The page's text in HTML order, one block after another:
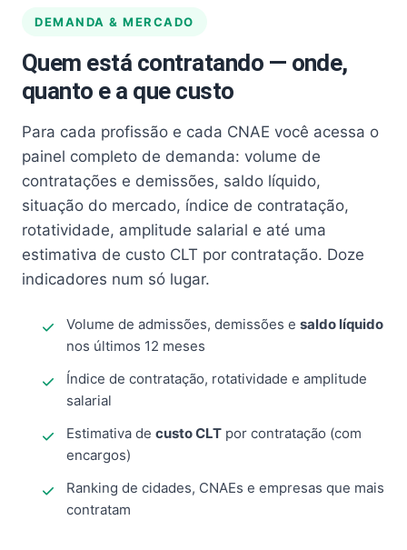
DEMANDA & MERCADO
Quem está contratando — onde,
quanto e a que custo
Para cada profissão e cada CNAE você acessa o
painel completo de demanda: volume de
contratações e demissões, saldo líquido,
situação do mercado, índice de contratação,
rotatividade, amplitude salarial e até uma
estimativa de custo CLT por contratação. Doze
indicadores num só lugar.
Volume de admissões, demissões e saldo líquido
nos últimos 12 meses
Índice de contratação, rotatividade e amplitude
salarial
Estimativa de custo CLT por contratação (com
encargos)
Ranking de cidades, CNAEs e empresas que mais
contratam